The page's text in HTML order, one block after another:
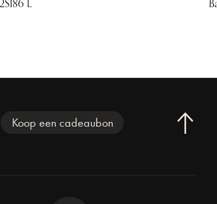
Koop een cadeaubon